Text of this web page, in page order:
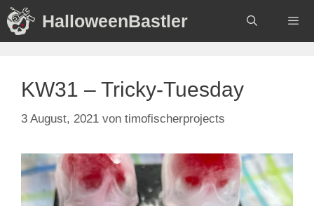
Zum
Inhalt
springen
HalloweenBastler
KW31 – Tricky-Tuesday
3 August, 2021 von timofischerprojects